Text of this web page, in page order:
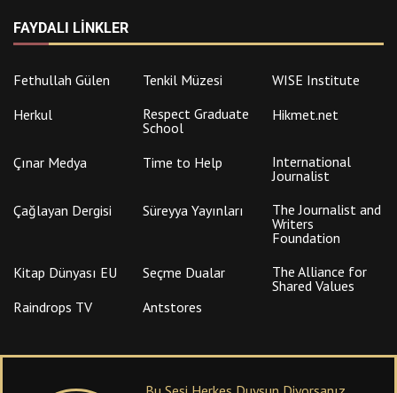
FAYDALI LINKLER
Fethullah Gülen Tenkil Müzesi
WISE Institute
Herkul
Respect Graduate
School
Hikmet.net
Çınar Medya Time to Help
International
Journalist
Çağlayan Dergisi
Süreyya Yayınları
The Journalist and
Writers
Foundation
Kitap Dünyası EU
Seçme Dualar
The Alliance for
Shared Values
Raindrops TV
Antstores